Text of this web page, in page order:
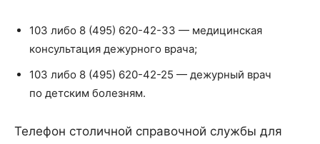
103 либо 8 (495) 620-42-33 — медицинская
консультация дежурного врача;
103 либо 8 (495) 620-42-25 — дежурный врач
по детским болезням.
Телефон столичной справочной службы для